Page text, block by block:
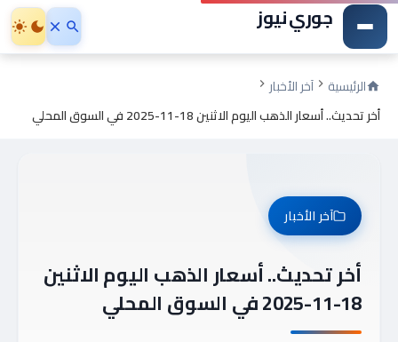
جوري نيوز
الرئيسية
آخر الأخبار
أخر تحديث.. أسعار الذهب اليوم الاثنين 18-11-2025 في السوق المحلي
آخر الأخبار
أخر تحديث.. أسعار الذهب اليوم الاثنين
18-11-2025 في السوق المحلي